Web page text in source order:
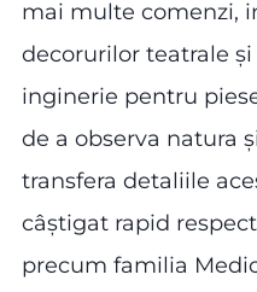
mai multe comenzi,
decorurilor teatrale
inginerie pentru
de a observa natura
transfera detaliile
câștigat rapid
precum familia